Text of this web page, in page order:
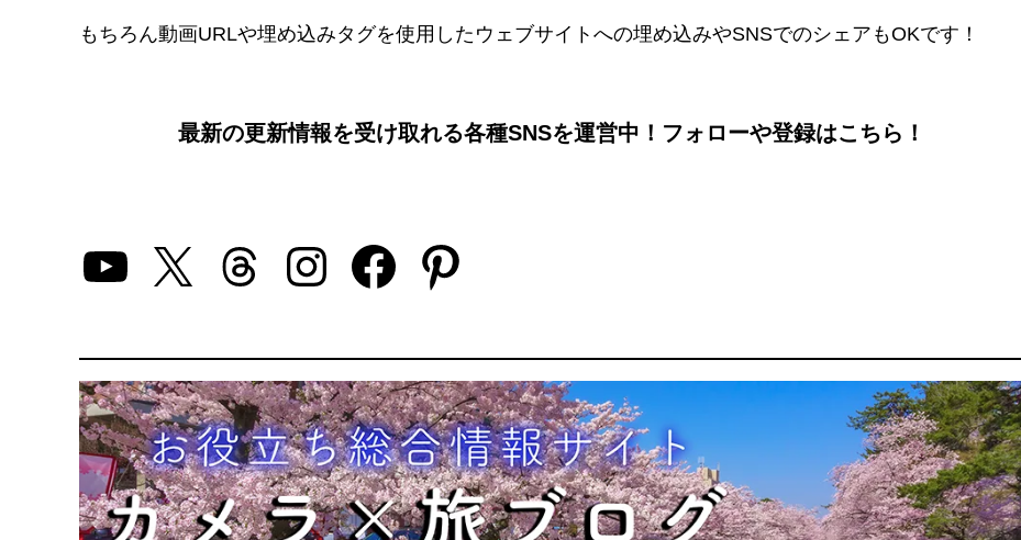
もちろん動画URLや埋め込みタグを使用したウェブサイトへの埋め込みやSNSでのシェアもOKです！
最新の更新情報を受け取れる各種SNSを運営中！フォローや登録はこちら！
YouTube
X Threads
Instagram
Facebook
Pinterest